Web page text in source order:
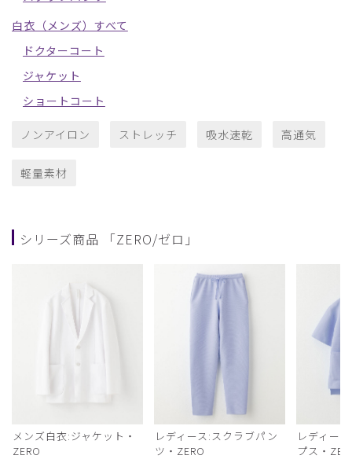
白衣（メンズ）すべて
ドクターコート
ジャケット
ショートコート
ノンアイロン ストレッチ 吸水速乾 高通気
軽量素材
シリーズ商品 「ZERO/ゼロ」
メンズ白衣:ジャケット・
ZERO
レディース:スクラブパン
ツ・ZERO
レディー
プス・